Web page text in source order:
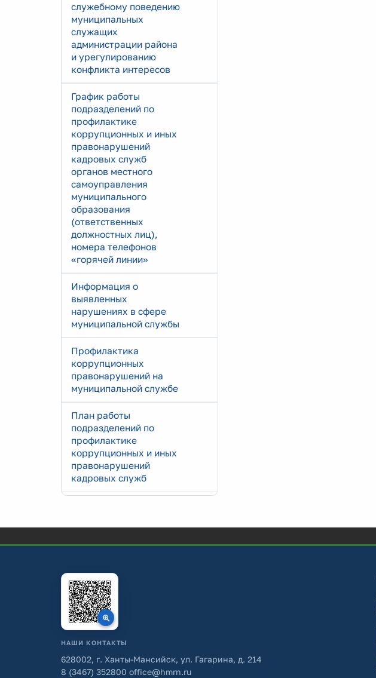
служебному поведению
муниципальных
служащих
администрации района
и урегулированию
конфликта интересов
График работы
подразделений по
профилактике
коррупционных и иных
правонарушений
кадровых служб
органов местного
самоуправления
муниципального
образования
(ответственных
должностных лиц),
номера телефонов
«горячей линии»
Информация о
выявленных
нарушениях в сфере
муниципальной службы
Профилактика
коррупционных
правонарушений на
муниципальной службе
План работы
подразделений по
профилактике
коррупционных и иных
правонарушений
кадровых служб
НАШИ КОНТАКТЫ
628002, г. Ханты-Мансийск, ул. Гагарина, д. 214
8 (3467) 352800 office@hmrn.ru